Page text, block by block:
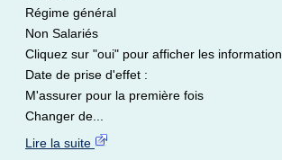
Régime général
Non Salariés
Cliquez sur "oui" pour afficher les
Date de prise d'effet :
M'assurer pour la première fois
Changer de...
Lire la suite